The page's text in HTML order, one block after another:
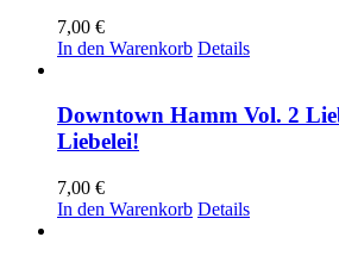
7,00 €
In den Warenkorb Details
Downtown Hamm Vol. 2
Liebelei!
7,00 €
In den Warenkorb Details